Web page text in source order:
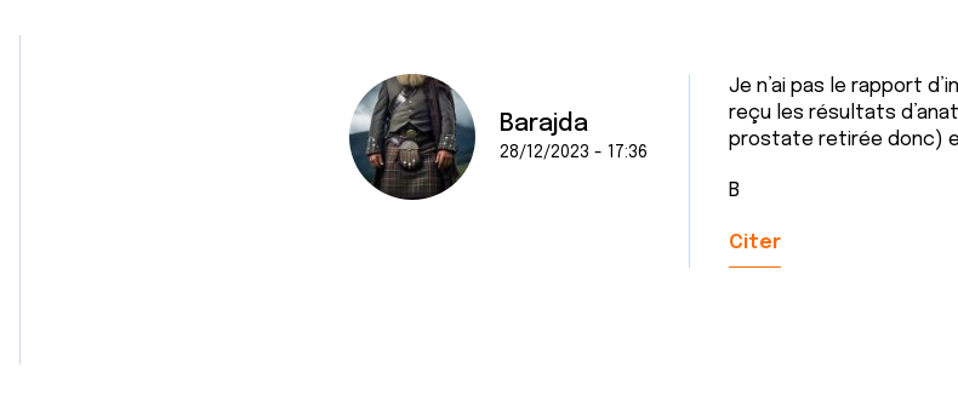
Barajda
28/12/2023 - 17:36
Je n’ai pas le rapport
reçu les résultats
prostate retirée donc)
B
Citer